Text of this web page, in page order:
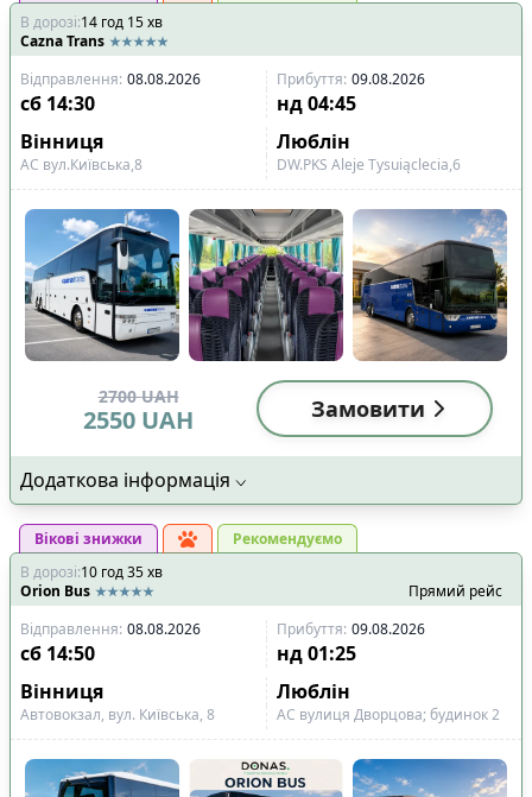
В дорозі:14 год 15хв
Cazna Trans
Відправлення: 08.08.2026 Прибуття: 09.08.2026
сб 14:30 нд 04:45
Вінниця
Люблін
АС вул.Київська,8 DW.PKS Aleje Tysuiąclecia,6
2700 UAH
2550 UAH Замовити
Додаткова інформація
Вікові знижки
Рекомендуємо
В дорозі:10 год35хв
Orion Bus
Прямий рейс
Відправлення: 08.08.2026 Прибуття: 09.08.2026
сб 14:50 нд 01:25
Вінниця
Люблін
Автовокзал, вул. Київська, 8 АС вулиця Дворцова; будинок 2